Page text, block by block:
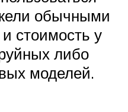
обычными
стоимость у
либо
моделей.